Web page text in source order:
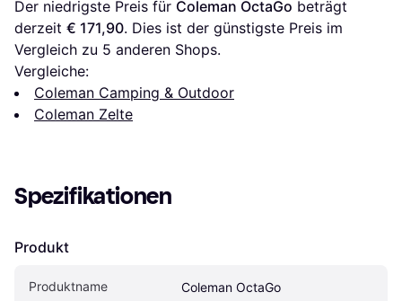
Der niedrigste Preis für Coleman OctaGo beträgt
derzeit € 171,90. Dies ist der günstigste Preis im
Vergleich zu 5 anderen Shops.
Vergleiche:
Coleman Camping & Outdoor
Coleman Zelte
Spezifikationen
Produkt
Produktname Coleman OctaGo